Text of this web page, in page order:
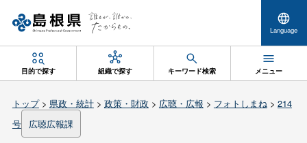
Language
目的で探す 組織で探す キーワード検索 メニュー
トップ> 県政・統計> 政策・財政 > 広聴・広報 > フォトしまね> 214
号
広聴広報課